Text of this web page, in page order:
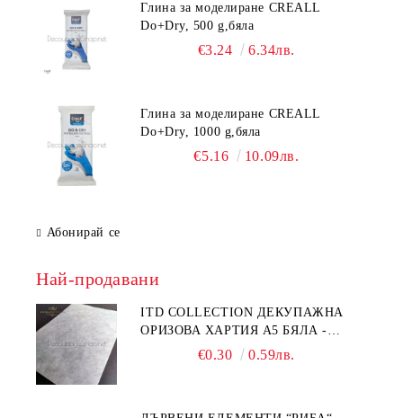
Глина за моделиране CREALL
Do+Dry, 500 g,бяла
€3.24 6.34лв.
Глина за моделиране CREALL
Do+Dry, 1000 g,бяла
€5.16 10.09лв.
Абонирай се
Най-продавани
ITD COLLECTION ДЕКУПАЖНА
ОРИЗОВА ХАРТИЯ А5 БЯЛА -
€0.30 0.59лв.